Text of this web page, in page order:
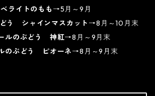
ライトのもも →5月～9月
う シャインマスカット →8月～10月末
ルのぶどう 神紅→8月～9月末
のぶどう ピオーネ→8月～9月末